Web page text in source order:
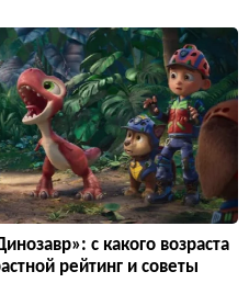
с какого возраста
рейтинг и советы